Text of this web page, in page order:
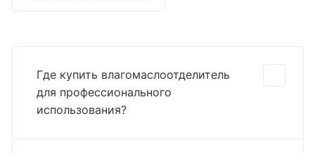
Где купить влагомаслоотделитель
для профессионального
использования?